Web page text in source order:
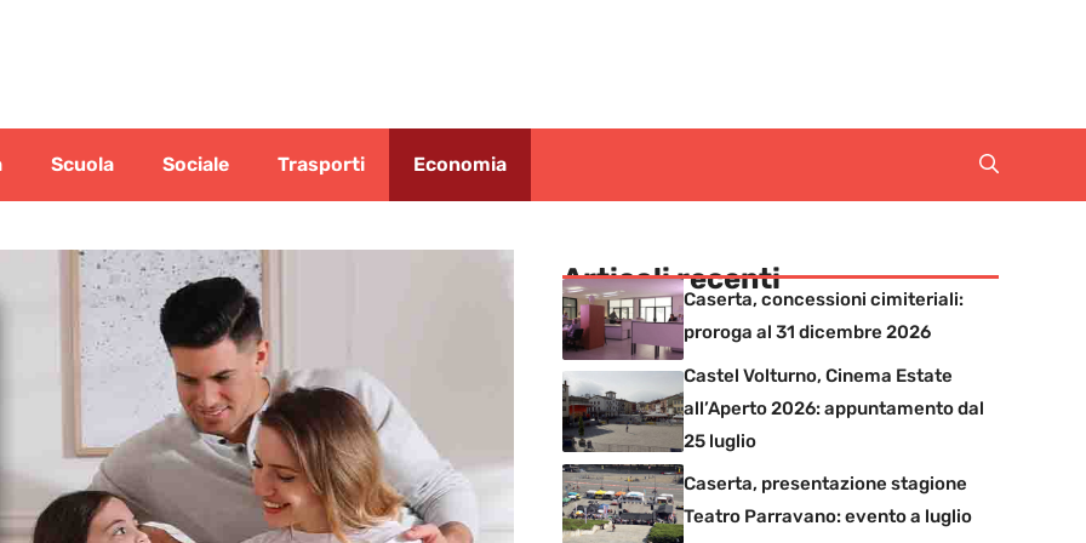
Scuola Sociale Trasporti Economia
Articoli recenti
Caserta, concessioni cimiteriali:
proroga al 31 dicembre 2026
Castel Volturno, Cinema Estate
all’Aperto 2026: appuntamento dal
25 luglio
Caserta, presentazione stagione
Teatro Parravano: evento a luglio